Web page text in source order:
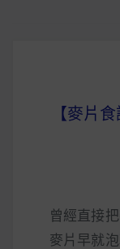
早上沒時
健身重訓菜
【麥片
曾經直接
麥片早就